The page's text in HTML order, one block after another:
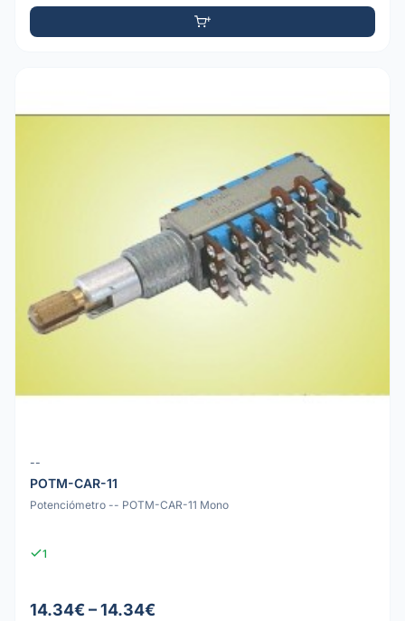
--
POTM-CAR-11
Potenciómetro -- POTM-CAR-11 Mono
1
14.34€ – 14.34€